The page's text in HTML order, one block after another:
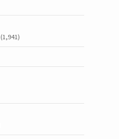
(1,941)